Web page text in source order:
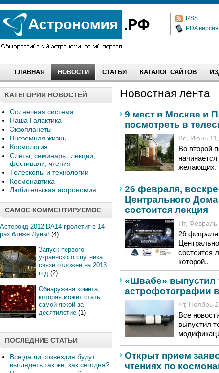
RSS
PDA версия
ГЛАВНАЯ НОВОСТИ СТАТЬИ КАТАЛОГ САЙТОВ
КАТЕГОРИИ НОВОСТЕЙ
Солнечная система
Наша Галактика
Экзопланеты
Внеземная жизнь
Космология
Слеты, семинары, лекции,
фестивали, чтения
Телескопы и технологии
Космонавтика
Любительская астрономия
САМОЕ КОММЕНТИРУЕМОЕ
Астероид 2012 DA14 пролетит в 14
раз ближе Луны! (4)
Запуск первого
украинского спутника
связи отложен на 2013
год (2)
Обнаружена комета,
которая может стать
самой яркой за
десятилетие (1)
ПОСЛЕДНИЕ СТАТЬИ
Всегда ли созвездия будут
выглядеть так же, как сегодня?
Новостная лента
9 мест в Москве и
посмотреть в
Вс, Июнь
Во второй
желающих.
26 февраля,
Центрального
состоится лекция
Пт,
26
состоится
которой..
«Швабе» выпустил
астрофотографии
Чт, Ноябрь
Все
выпустил
Открыт прием
чтениях по